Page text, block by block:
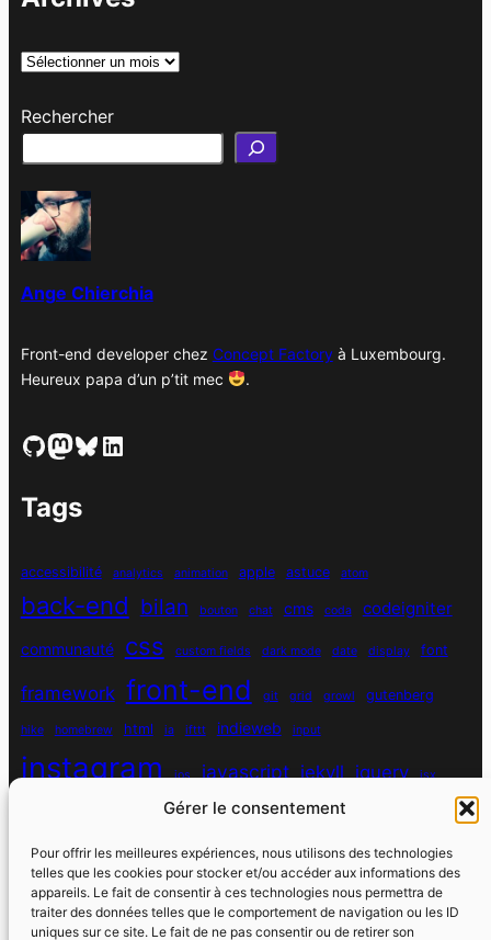
Gérer le consentement
Pour offrir les meilleures expériences, nous utilisons des technologies
telles que les cookies pour stocker et/ou accéder aux informations des
appareils. Le fait de consentir à ces technologies nous permettra de
traiter des données telles que le comportement de navigation ou les ID
uniques sur ce site. Le fait de ne pas consentir ou de retirer son
A
c
e
s
Rechercher
Ange Chierchia
Front-end developer chez Concept Factoryà Luxembourg.
Heureux papa d’un p’tit mec
.
GitHub Mastodon Bluesky LinkedIn
Tags
accessibilité analytics animation apple astuce atom
back-end bilan bouton chat cms coda codeigniter
communauté css custom fields dark mode date display font
framework front-end git grid growl gutenberg
hike homebrew html ia ifttt indieweb input
instagram ios javascript jekyll jquery jsx
masonry media queries mysql navigation
personnel php pixel plugin print
programmation objet python quotes react regex responsive run